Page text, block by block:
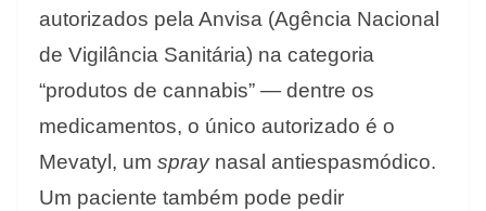
autorizados pela Anvisa (Agência Nacional
de Vigilância Sanitária) na categoria
“produtos de cannabis” — dentre os
medicamentos, o único autorizado é o
Mevatyl, um spraynasal antiespasmódico.
Um paciente também pode pedir